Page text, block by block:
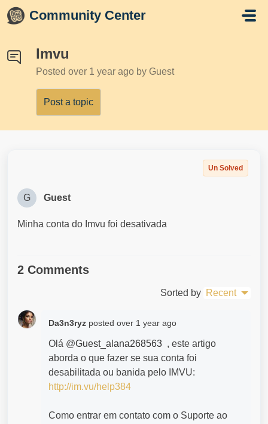
Skip to main content
Community Center
Imvu
Posted over 1 year ago by Guest
Post a topic
Un Solved
G Guest
Minha conta do Imvu foi desativada
2 Comments
Sorted by Recent
Da3n3ryz posted over 1 year ago
Olá @Guest_alana268563 , este artigo
aborda o que fazer se sua conta foi
desabilitada ou banida pelo IMVU:
http://im.vu/help384
Como entrar em contato com o Suporte ao